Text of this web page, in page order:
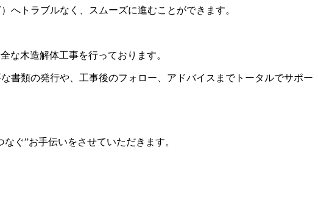
へトラブルなく、スムーズに進むことができます。
な木造解体工事を行っております。
書類の発行や、工事後のフォロー、アドバイスまでトータルでサポー
ぐ”お手伝いをさせていただきます。